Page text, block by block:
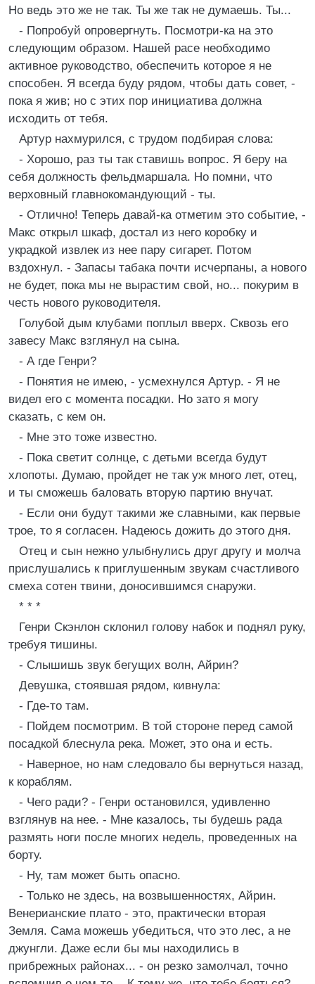
Но ведь это же не так. Ты же так не думаешь. Ты...
- Попробуй опровергнуть. Посмотри-ка на это
следующим образом. Нашей расе необходимо
активное руководство, обеспечить которое я не
способен. Я всегда буду рядом, чтобы дать совет, -
пока я жив; но с этих пор инициатива должна
исходить от тебя.
Артур нахмурился, с трудом подбирая слова:
- Хорошо, раз ты так ставишь вопрос. Я беру на
себя должность фельдмаршала. Но помни, что
верховный главнокомандующий - ты.
- Отлично! Теперь давай-ка отметим это событие, -
Макс открыл шкаф, достал из него коробку и
украдкой извлек из нее пару сигарет. Потом
вздохнул. - Запасы табака почти исчерпаны, а нового
не будет, пока мы не вырастим свой, но... покурим в
честь нового руководителя.
Голубой дым клубами поплыл вверх. Сквозь его
завесу Макс взглянул на сына.
- А где Генри?
- Понятия не имею, - усмехнулся Артур. - Я не
видел его с момента посадки. Но зато я могу
сказать, с кем он.
- Мне это тоже известно.
- Пока светит солнце, с детьми всегда будут
хлопоты. Думаю, пройдет не так уж много лет, отец,
и ты сможешь баловать вторую партию внучат.
- Если они будут такими же славными, как первые
трое, то я согласен. Надеюсь дожить до этого дня.
Отец и сын нежно улыбнулись друг другу и молча
прислушались к приглушенным звукам счастливого
смеха сотен твини, доносившимся снаружи.
* * *
Генри Скэнлон склонил голову набок и поднял руку,
требуя тишины.
- Слышишь звук бегущих волн, Айрин?
Девушка, стоявшая рядом, кивнула:
- Где-то там.
- Пойдем посмотрим. В той стороне перед самой
посадкой блеснула река. Может, это она и есть.
- Наверное, но нам следовало бы вернуться назад,
к кораблям.
- Чего ради? - Генри остановился, удивленно
взглянув на нее. - Мне казалось, ты будешь рада
размять ноги после многих недель, проведенных на
борту.
- Ну, там может быть опасно.
- Только не здесь, на возвышенностях, Айрин.
Венерианские плато - это, практически вторая
Земля. Сама можешь убедиться, что это лес, а не
джунгли. Даже если бы мы находились в
прибрежных районах... - он резко замолчал, точно